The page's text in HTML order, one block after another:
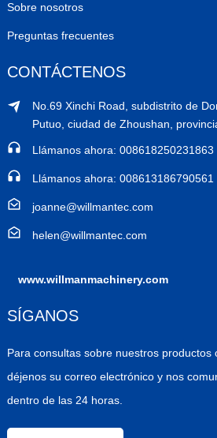
Sobre nosotros
Preguntas frecuentes
CONTÁCTENOS
No.69 Xinchi Road, subdistrito de
Putuo, ciudad de Zhoushan,
Llámanos ahora: 008618250231863
Llámanos ahora: 008613186790561
joanne@willmantec.com
helen@willmantec.com
www.willmanmachinery.com
SÍGANOS
Para consultas sobre nuestros productos
déjenos su correo electrónico y nos
dentro de las 24 horas.